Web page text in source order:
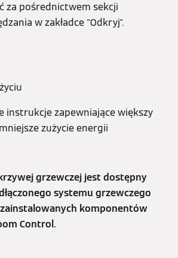
za pośrednictwem sekcji
w zakładce "Odkryj".
instrukcje zapewniające większy
zużycie energii
grzewczej jest dostępny
systemu grzewczego
komponentów
Control.